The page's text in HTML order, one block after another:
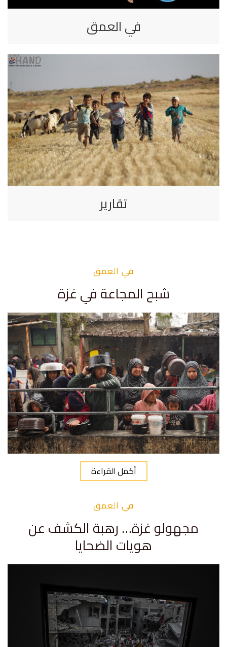
في العمق
تقارير
في العمق
شبح المجاعة في غزة
أكمل القراءة
في العمق
مجهولو غزة… رهبة الكشف عن
هويات الضحايا